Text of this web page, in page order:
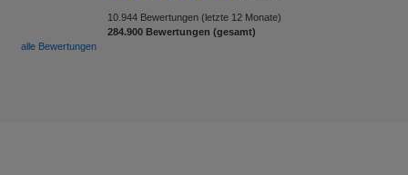
10.944 Bewertungen (letzte 12 Monate)
284.900 Bewertungen (gesamt)
alle Bewertungen